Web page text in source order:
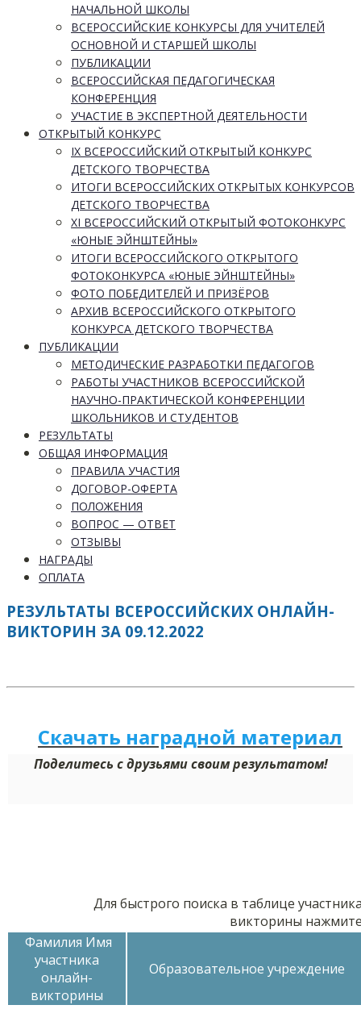
НАЧАЛЬНОЙ ШКОЛЫ
ВСЕРОССИЙСКИЕ КОНКУРСЫ ДЛЯ УЧИТЕЛЕЙ
ОСНОВНОЙ И СТАРШЕЙ ШКОЛЫ
ПУБЛИКАЦИИ
ВСЕРОССИЙСКАЯ ПЕДАГОГИЧЕСКАЯ
КОНФЕРЕНЦИЯ
УЧАСТИЕ В ЭКСПЕРТНОЙ ДЕЯТЕЛЬНОСТИ
ОТКРЫТЫЙ КОНКУРС
IX ВСЕРОССИЙСКИЙ ОТКРЫТЫЙ КОНКУРС
ДЕТСКОГО ТВОРЧЕСТВА
ИТОГИ ВСЕРОССИЙСКИХ ОТКРЫТЫХ КОНКУРСОВ
ДЕТСКОГО ТВОРЧЕСТВА
XI ВСЕРОССИЙСКИЙ ОТКРЫТЫЙ ФОТОКОНКУРС
«ЮНЫЕ ЭЙНШТЕЙНЫ»
ИТОГИ ВСЕРОССИЙСКОГО ОТКРЫТОГО
ФОТОКОНКУРСА «ЮНЫЕ ЭЙНШТЕЙНЫ»
ФОТО ПОБЕДИТЕЛЕЙ И ПРИЗЁРОВ
АРХИВ ВСЕРОССИЙСКОГО ОТКРЫТОГО
КОНКУРСА ДЕТСКОГО ТВОРЧЕСТВА
ПУБЛИКАЦИИ
МЕТОДИЧЕСКИЕ РАЗРАБОТКИ ПЕДАГОГОВ
РАБОТЫ УЧАСТНИКОВ ВСЕРОССИЙСКОЙ
НАУЧНО-ПРАКТИЧЕСКОЙ КОНФЕРЕНЦИИ
ШКОЛЬНИКОВ И СТУДЕНТОВ
РЕЗУЛЬТАТЫ
ОБЩАЯ ИНФОРМАЦИЯ
ПРАВИЛА УЧАСТИЯ
ДОГОВОР-ОФЕРТА
ПОЛОЖЕНИЯ
ВОПРОС — ОТВЕТ
ОТЗЫВЫ
НАГРАДЫ
ОПЛАТА
РЕЗУЛЬТАТЫ ВСЕРОССИЙСКИХ ОНЛАЙН-
ВИКТОРИН ЗА 09.12.2022
Скачать наградной материал
Поделитесь с друзьями своим результатом!
Для быстрого поиска в таблице
викторины
Фамилия Имя
участника
онлайн-
викторины
Образовательное учреждение